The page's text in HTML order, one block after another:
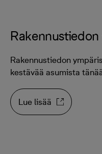
Rakennustiedon
kestävää asumista
Lue lisää